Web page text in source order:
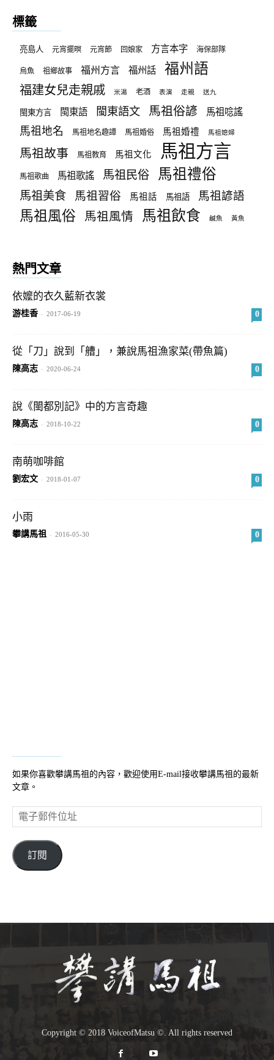
標籤
亮島人 元宵擺暝 元宵節 回娘家 方言本字 海保部隊
烏魚 祖鄉故事 福州方言 福州話 福州語
福建女兒走親戚 米湯 老酒 表演 走親 送九
閩東方言 閩東語 閩東語文 馬祖俗諺 馬祖唸謠
馬祖地名 馬祖地名趣譚 馬祖婚俗 馬祖婚禮 馬祖媳婦
馬祖故事 馬祖教育 馬祖文化 馬祖方言
馬祖歌曲 馬祖歌謠 馬祖民俗 馬祖禮俗
馬祖美食 馬祖習俗 馬祖話 馬祖語 馬祖諺語
馬祖風俗 馬祖風情 馬祖飲食 鹹魚 黃魚
熱門文章
依嬤的衣久藍新衣裳
游桂香 - 2017-06-19 0
從「刀」說到「艚」，兼說馬祖漁家菜(帶魚篇)
陳高志 - 2020-06-24 0
說《閩都別記》中的方言奇趣
陳高志 - 2018-10-22 0
南萌咖啡館
劉宏文 - 2018-01-07 0
小雨
攀講馬祖 - 2016-05-30 0
如果你喜歡攀講馬祖的內容，歡迎使用E-mail接收攀講馬祖的最新
文章。
電
子
件
位
訂閱
Copyright © 2018 VoiceofMatsu ©. All rights reserved